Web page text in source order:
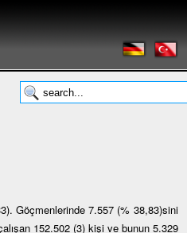
Göçmenlerinde 7.557 (% 38,83)sini
152.502 (3) kişi ve bunun 5.329